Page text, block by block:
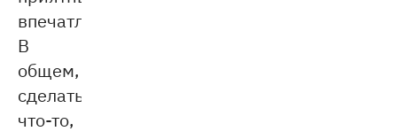
впечатления.
В
общем,
сделать
что-то,